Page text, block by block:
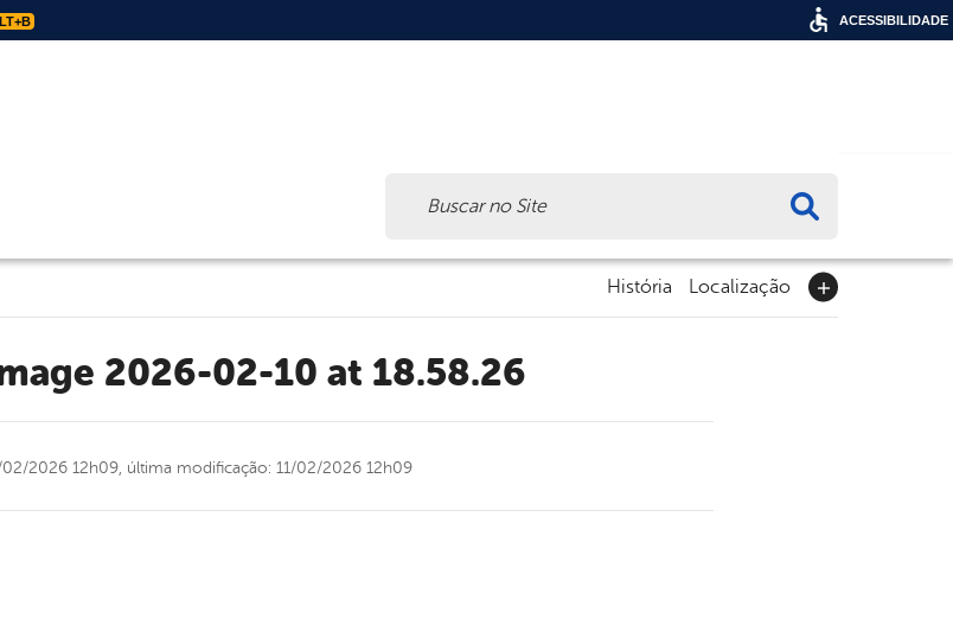
História Localização
2026-02-10 at 18.58.26
02/2026 12h09, última modificação: 11/02/2026 12h09
ACESSIBILIDADE